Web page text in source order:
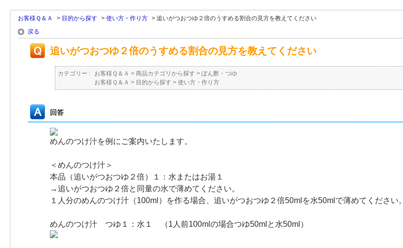
お客様Ｑ＆Ａ > 目的から探す > 使い方・作り方 > 追いがつおつゆ２倍のうすめる割合の見方を教えてください
戻る
追いがつおつゆ２倍のうすめる割合の見方を教えてください
カテゴリー : お客様Ｑ＆Ａ > 商品カテゴリから探す > ぽん酢・つゆ
お客様Ｑ＆Ａ > 目的から探す > 使い方・作り方
回答
めんのつけ汁を例にご案内いたします。
＜めんのつけ汁＞
本品（追いがつおつゆ２倍）１：水またはお湯１
→追いがつおつゆ２倍と同量の水で薄めてください。
１人分のめんのつけ汁（100ml）を作る場合、追いがつおつゆ２倍50mlを水50mlで薄めてください。
めんのつけ汁 つゆ１：水１ （1人前100mlの場合つゆ50mlと水50ml）